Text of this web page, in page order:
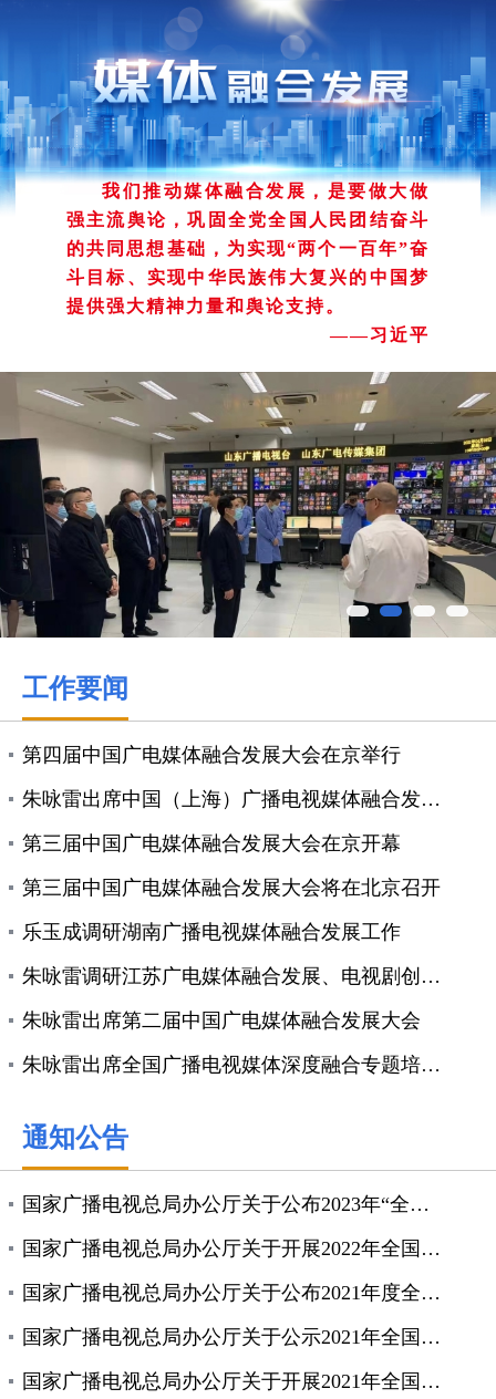
我们推动媒体融合发展，是要做大做
强主流舆论，巩固全党全国人民团结奋斗
的共同思想基础，为实现“两个一百年”奋
斗目标、实现中华民族伟大复兴的中国梦
提供强大精神力量和舆论支持。
——习近平
工作要闻
第四届中国广电媒体融合发展大会在京举行
朱咏雷出席中国（上海）广播电视媒体融合发展创新中心...
第三届中国广电媒体融合发展大会在京开幕
第三届中国广电媒体融合发展大会将在北京召开
乐玉成调研湖南广播电视媒体融合发展工作
朱咏雷调研江苏广电媒体融合发展、电视剧创作和应急广...
朱咏雷出席第二届中国广电媒体融合发展大会
朱咏雷出席全国广播电视媒体深度融合专题培训班（第二...
通知公告
国家广播电视总局办公厅关于公布2023年“全国智慧...
国家广播电视总局办公厅关于开展2022年全国广播电...
国家广播电视总局办公厅关于公布2021年度全国广播...
国家广播电视总局办公厅关于公示2021年全国广播电...
国家广播电视总局办公厅关于开展2021年全国广播电...